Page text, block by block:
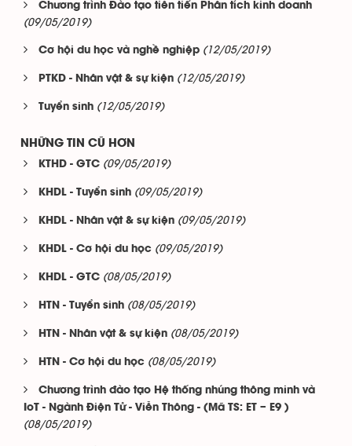
Chương trình Đào tạo tiên tiến Phân tích kinh doanh
(09/05/2019)
Cơ hội du học và nghề nghiệp (12/05/2019)
PTKD - Nhân vật & sự kiện (12/05/2019)
Tuyển sinh (12/05/2019)
NHỮNG TIN CŨ HƠN
KTHD - GTC (09/05/2019)
KHDL - Tuyển sinh (09/05/2019)
KHDL - Nhân vật & sự kiện (09/05/2019)
KHDL - Cơ hội du học (09/05/2019)
KHDL - GTC (08/05/2019)
HTN - Tuyển sinh (08/05/2019)
HTN - Nhân vật & sự kiện (08/05/2019)
HTN - Cơ hội du học (08/05/2019)
Chương trình đào tạo Hệ thống nhúng thông minh và
IoT - Ngành Điện Tử - Viễn Thông - (Mã TS: ET – E9 )
(08/05/2019)